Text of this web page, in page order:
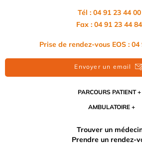
Tél : 04 91 23 44 00
Fax : 04 91 23 44 84
Prise de rendez-vous EOS : 04
Envoyer un email
PARCOURS PATIENT
AMBULATOIRE
Trouver un
Prendre un rendez-